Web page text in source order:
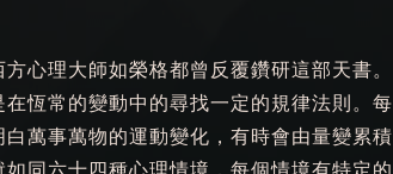
心理大師如榮格都曾反覆鑽研這部天書。
恆常的變動中的尋找一定的規律法則。每
萬事萬物的運動變化，有時會由量變累積